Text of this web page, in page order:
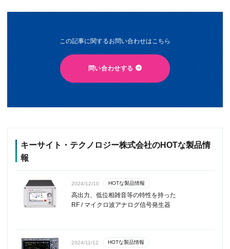
この記事に関するお問い合わせはこちら
問い合わせする
キーサイト・テクノロジー株式会社のHOTな製品情
報
2024/12/10 HOTな製品情報
高出力、低位相雑音等の特性を持った
RF / マイクロ波アナログ信号発生器
2024/11/12 HOTな製品情報